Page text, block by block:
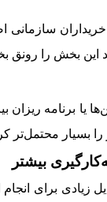
سازمانی
این بخش را رونق
یا برنامه
بسیار